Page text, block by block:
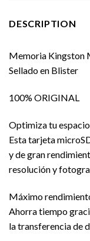
DESCRIPTION
Memoria Kingston
Sellado en Blister
100% ORIGINAL
Optimiza tu
Esta tarjeta
y de gran
resolución y
Máximo
Ahorra tiempo
la transferencia de